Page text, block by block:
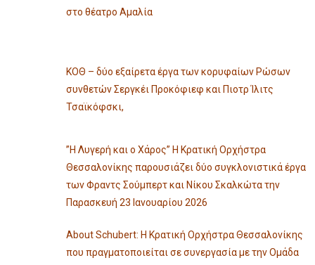
στο θέατρο Αμαλία
ΚΟΘ – δύο εξαίρετα έργα των κορυφαίων Ρώσων
συνθετών Σεργκέι Προκόφιεφ και Πιοτρ Ίλιτς
Τσαϊκόφσκι,
”Η Λυγερή και ο Χάρος” Η Κρατική Ορχήστρα
Θεσσαλονίκης παρουσιάζει δύο συγκλονιστικά έργα
των Φραντς Σούμπερτ και Νίκου Σκαλκώτα την
Παρασκευή 23 Ιανουαρίου 2026
About Schubert: Η Κρατική Ορχήστρα Θεσσαλονίκης
που πραγματοποιείται σε συνεργασία με την Ομάδα